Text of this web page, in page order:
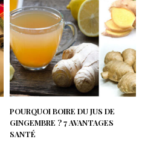
POURQUOI BOIRE DU JUS DE
GINGEMBRE ? 7 AVANTAGES
SANTÉ